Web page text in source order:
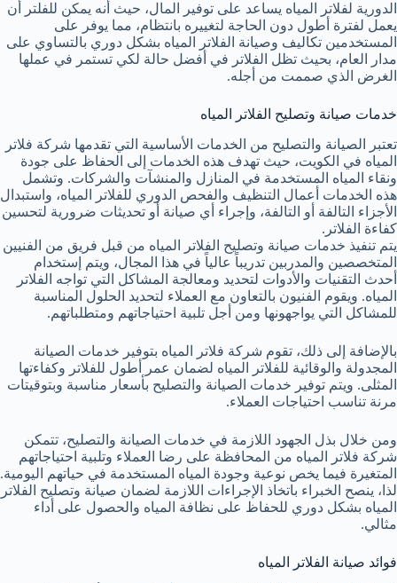
الدورية لفلاتر المياه يساعد على توفير المال، حيث أنه يمكن للفلتر أن
يعمل لفترة أطول دون الحاجة لتغييره بانتظام، مما يوفر على
المستخدمين تكاليف وصيانة الفلاتر المياه بشكل دوري بالتساوي على
مدار العام، بحيث تظل الفلاتر في أفضل حالة لكي تستمر في عملها
الغرض الذي صممت من أجله.
خدمات صيانة وتصليح الفلاتر المياه
تعتبر الصيانة والتصليح من الخدمات الأساسية التي تقدمها شركة فلاتر
المياه في الكويت، حيث تهدف هذه الخدمات إلى الحفاظ على جودة
ونقاء المياه المستخدمة في المنازل والمنشآت والشركات. وتشمل
هذه الخدمات أعمال التنظيف والفحص الدوري للفلاتر المياه، واستبدال
الأجزاء التالفة أو التالفة، وإجراء أي صيانة أو تحديثات ضرورية لتحسين
كفاءة الفلاتر.
يتم تنفيذ خدمات صيانة وتصليح الفلاتر المياه من قبل فريق من الفنيين
المتخصصين والمدربين تدريباً عالياً في هذا المجال، ويتم إستخدام
أحدث التقنيات والأدوات لتحديد ومعالجة المشاكل التي تواجه الفلاتر
المياه. ويقوم الفنيون بالتعاون مع العملاء لتحديد الحلول المناسبة
للمشاكل التي يواجهونها ومن أجل تلبية احتياجاتهم ومتطلباتهم.
بالإضافة إلى ذلك، تقوم شركة فلاتر المياه بتوفير خدمات الصيانة
المجدولة والوقائية للفلاتر المياه لضمان عمر أطول للفلاتر وكفاءتها
المثلى. ويتم توفير خدمات الصيانة والتصليح بأسعار مناسبة وبتوقيتات
مرنة تناسب احتياجات العملاء.
ومن خلال بذل الجهود اللازمة في خدمات الصيانة والتصليح، تتمكن
شركة فلاتر المياه من المحافظة على رضا العملاء وتلبية احتياجاتهم
المتغيرة فيما يخص نوعية وجودة المياه المستخدمة في حياتهم اليومية.
لذا، ينصح الخبراء باتخاذ الإجراءات اللازمة لضمان صيانة وتصليح الفلاتر
المياه بشكل دوري للحفاظ على نظافة المياه والحصول على أداء
مثالي.
فوائد صيانة الفلاتر المياه